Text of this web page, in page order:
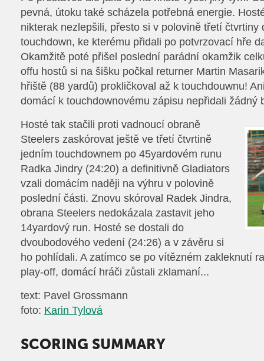
pevná, útoku také scházela potřebná energie.
nikterak nezlepšili, přesto si v polovině třetí čtvrtiny
touchdown, ke kterému přidali po potvrzovací hře
Okamžitě poté přišel poslední parádní okamžik
offu hostů si na šišku počkal returner Martin
hřiště (88 yardů) prokličkoval až k touchdouwnu!
domácí k touchdownovému zápisu nepřidali žádný
Hosté tak stačili proti vadnoucí obraně
Steelers zaskórovat ještě ve třetí čtvrtině
jedním touchdownem po 45yardovém runu
Radka Jindry (24:20) a definitivně Gladiators
vzali domácím naději na výhru v polovině
poslední části. Znovu skóroval Radek Jindra,
obrana Steelers nedokázala zastavit jeho
14yardový run. Hosté se dostali do
dvoubodového vedení (24:26) a v závěru si
ho pohlídali. A zatímco se po vítězném zakleknutí
play-off, domácí hráči zůstali zklamaní...
text: Pavel Grossmann
foto: Karin Tylová
SCORING SUMMARY